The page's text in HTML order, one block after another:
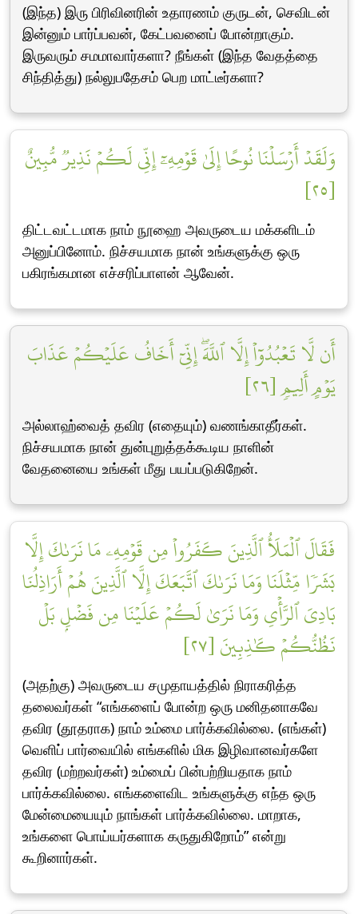
(இந்த) இரு பிரிவினரின் உதாரணம் குருடன், செவிடன்
இன்னும் பார்ப்பவன், கேட்பவனைப் போன்றாகும்.
இருவரும் சமமாவார்களா? நீங்கள் (இந்த வேதத்தை
சிந்தித்து) நல்லுபதேசம் பெற மாட்டீர்களா?
وَلَقَدۡ أَرۡسَلۡنَا نُوحًا إِلَىٰ قَوۡمِهِۦٓ إِنِّي لَكُمۡ نَذِيرٞ مُّبِينٌ
[٢٥]
திட்டவட்டமாக நாம் நூஹை அவருடைய மக்களிடம்
அனுப்பினோம். நிச்சயமாக நான் உங்களுக்கு ஒரு
பகிரங்கமான எச்சரிப்பாளன் ஆவேன்.
أَن لَّا تَعۡبُدُوٓاْ إِلَّا ٱللَّهَۖ إِنِّيٓ أَخَافُ عَلَيۡكُمۡ عَذَابَ
يَوۡمٍ أَلِيمٖ [٢٦]
அல்லாஹ்வைத் தவிர (எதையும்) வணங்காதீர்கள்.
நிச்சயமாக நான் துன்புறுத்தக்கூடிய நாளின்
வேதனையை உங்கள் மீது பயப்படுகிறேன்.
فَقَالَ ٱلۡمَلَأُ ٱلَّذِينَ كَفَرُواْ مِن قَوۡمِهِۦ مَا نَرَىٰكَ إِلَّا
بَشَرٗا مِّثۡلَنَا وَمَا نَرَىٰكَ ٱتَّبَعَكَ إِلَّا ٱلَّذِينَ هُمۡ أَرَاذِلُنَا
بَادِيَ ٱلرَّأۡيِ وَمَا نَرَىٰ لَكُمۡ عَلَيۡنَا مِن فَضۡلِۭ بَلۡ
نَظُنُّكُمۡ كَٰذِبِينَ [٢٧]
(அதற்கு) அவருடைய சமுதாயத்தில் நிராகரித்த
தலைவர்கள் “எங்களைப் போன்ற ஒரு மனிதனாகவே
தவிர (தூதராக) நாம் உம்மை பார்க்கவில்லை. (எங்கள்)
வெளிப் பார்வையில் எங்களில் மிக இழிவானவர்களே
தவிர (மற்றவர்கள்) உம்மைப் பின்பற்றியதாக நாம்
பார்க்கவில்லை. எங்களைவிட உங்களுக்கு எந்த ஒரு
மேன்மையையும் நாங்கள் பார்க்கவில்லை. மாறாக,
உங்களை பொய்யர்களாக கருதுகிறோம்” என்று
கூறினார்கள்.